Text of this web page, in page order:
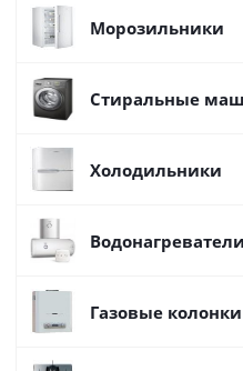
Морозильники
Стиральные
Холодильники
Газовые колонки